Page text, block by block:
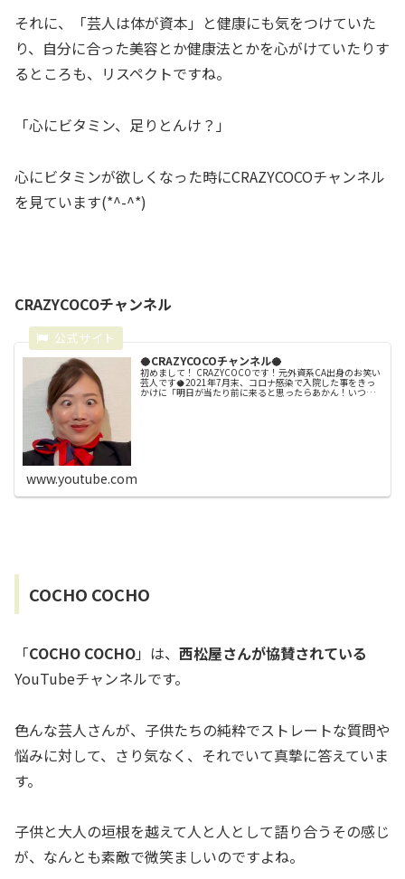
それに、「芸人は体が資本」と健康にも気をつけていた
り、自分に合った美容とか健康法とかを心がけていたりす
るところも、リスペクトですね。
「心にビタミン、足りとんけ？」
心にビタミンが欲しくなった時にCRAZYCOCOチャンネル
を見ています(*^-^*)
CRAZYCOCOチャンネル
🥥CRAZYCOCOチャンネル🥥
初めまして！ CRAZYCOCOです！元外資系CA出身のお笑い
芸人です🥥2021年7月末、コロナ感染で入院した事をきっ
かけに「明日が当たり前に来ると思ったらあかん！いつ死
ぬかわからんから後悔の無いように自分の好きな事に挑戦
www.youtube.com
COCHO COCHO
「COCHO COCHO」は、 西松屋さんが協賛されている
YouTubeチャンネルです。
色んな芸人さんが、子供たちの純粋でストレートな質問や
悩みに対して、さり気なく、それでいて真摯に答えていま
す。
子供と大人の垣根を越えて人と人として語り合うその感じ
が、なんとも素敵で微笑ましいのですよね。